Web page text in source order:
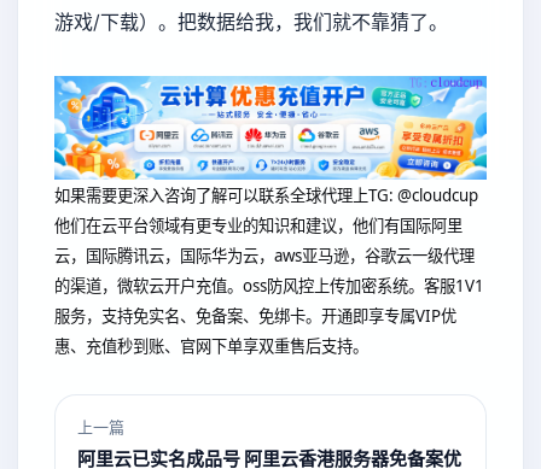
游戏/下载）。把数据给我，我们就不靠猜了。
如果需要更深入咨询了解可以联系全球代理上TG: @cloudcup
他们在云平台领域有更专业的知识和建议，他们有国际阿里
云，国际腾讯云，国际华为云，aws亚马逊，谷歌云一级代理
的渠道，微软云开户充值。oss防风控上传加密系统。客服1V1
服务，支持免实名、免备案、免绑卡。开通即享专属VIP优
惠、充值秒到账、官网下单享双重售后支持。
上一篇
阿里云已实名成品号 阿里云香港服务器免备案优